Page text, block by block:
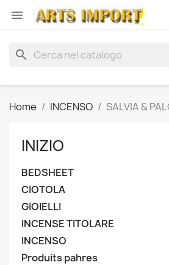

search
Home INCENSO SALVIA &
INIZIO
BEDSHEET
CIOTOLA
GIOIELLI
INCENSE TITOLARE
INCENSO
Produits pahres